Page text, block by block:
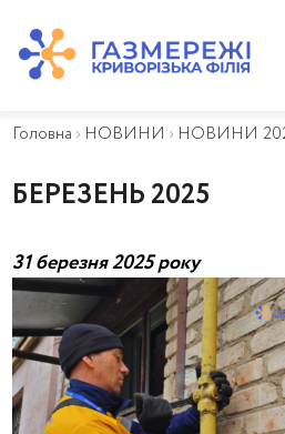
ПРО КОМПАНІЮ
ВАЖЛИВА ІНФОРМАЦІЯ
КАР’ЄРА
Біометан
КГУ
ОСОБИСТИЙ КАБІНЕТ
Головна › НОВИНИ › НОВИНИ
БЕРЕЗЕНЬ 2025
31 березня 2025 року